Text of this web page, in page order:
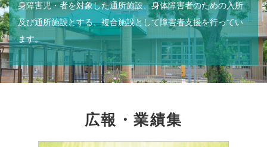
身障害児・者を対象した通所施設、身体障害者のための入所
及び通所施設とする、複合施設として障害者支援を行ってい
ます。
広報・業績集